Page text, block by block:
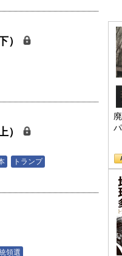
）
）
トランプ
領選
パ